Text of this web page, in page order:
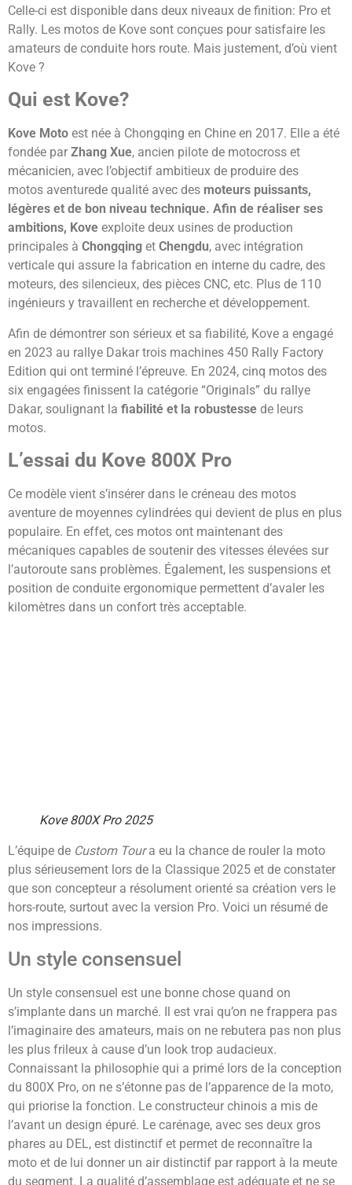
Celle-ci est disponible dans deux niveaux de finition: Pro et
Rally. Les motos de Kove sont conçues pour satisfaire les
amateurs de conduite hors route. Mais justement, d’où vient
Kove ?
Qui est Kove?
Kove Moto est née à Chongqing en Chine en 2017. Elle a été
fondée par Zhang Xue, ancien pilote de motocross et
mécanicien, avec l’objectif ambitieux de produire des
motos aventurede qualité avec des moteurs puissants,
légères et de bon niveau technique. Afin de réaliser ses
ambitions, Kove exploite deux usines de production
principales à Chongqing et Chengdu, avec intégration
verticale qui assure la fabrication en interne du cadre, des
moteurs, des silencieux, des pièces CNC, etc. Plus de 110
ingénieurs y travaillent en recherche et développement.
Afin de démontrer son sérieux et sa fiabilité, Kove a engagé
en 2023 au rallye Dakar trois machines 450 Rally Factory
Edition qui ont terminé l’épreuve. En 2024, cinq motos des
six engagées finissent la catégorie “Originals” du rallye
Dakar, soulignant la fiabilité et la robustesse de leurs
motos.
L’essai du Kove 800X Pro
Ce modèle vient s’insérer dans le créneau des motos
aventure de moyennes cylindrées qui devient de plus en plus
populaire. En effet, ces motos ont maintenant des
mécaniques capables de soutenir des vitesses élevées sur
l’autoroute sans problèmes. Également, les suspensions et
position de conduite ergonomique permettent d’avaler les
kilomètres dans un confort très acceptable.
Kove 800X Pro 2025
L’équipe de Custom Toura eu la chance de rouler la moto
plus sérieusement lors de la Classique 2025 et de constater
que son concepteur a résolument orienté sa création vers le
hors-route, surtout avec la version Pro. Voici un résumé de
nos impressions.
Un style consensuel
Un style consensuel est une bonne chose quand on
s’implante dans un marché. Il est vrai qu’on ne frappera pas
l’imaginaire des amateurs, mais on ne rebutera pas non plus
les plus frileux à cause d’un look trop audacieux.
Connaissant la philosophie qui a primé lors de la conception
du 800X Pro, on ne s’étonne pas de l’apparence de la moto,
qui priorise la fonction. Le constructeur chinois a mis de
l’avant un design épuré. Le carénage, avec ses deux gros
phares au DEL, est distinctif et permet de reconnaître la
moto et de lui donner un air distinctif par rapport à la meute
du segment. La qualité d’assemblage est adéquate et ne se